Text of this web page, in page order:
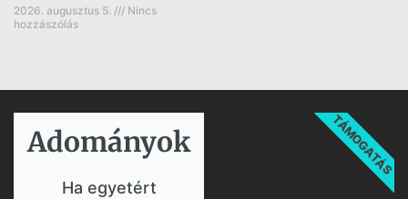
2026. augusztus 5.
Nincs
hozzászólás
Adományok​
Ha egyetért
TÁMOGATÁS